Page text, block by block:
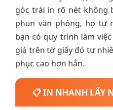
góc trái in rõ nét không
phun văn phòng, họ tự
bạn có quy trình làm
giá trên tờ giấy đó tự
phục cao hơn hẳn.
📋 IN NHANH LẤY